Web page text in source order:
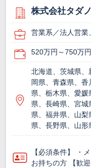
株式会社タダノ
営業系／法人営業
520万円～750万円
北海道、茨城県、
岡県、青森県、
県、栃木県、愛媛
県、長崎県、宮
県、福井県、山
県、長野県、山
【必須条件】 ・
お持ちの方 【歓